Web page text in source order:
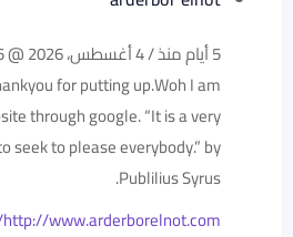
5 أيام منذ / 4 أغسطس، 2026 @ 12:25 م
for putting up.Woh I am
through google. “It is a very
seek to please everybody.” by
Publilius Syrus.
http://www.arderborelnot.com/